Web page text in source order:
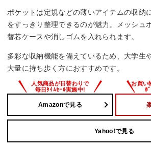
ポケットは定規などの薄いアイテムの収納
をすっきり整理できるのが魅力。メッシュ
替芯ケースや消しゴムを入れられます。
多彩な収納機能を備えているため、大学生
大量に持ち歩く方におすすめです。
Amazonで見る
Yahoo!で見る